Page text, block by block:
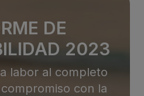
DE
2023
labor al completo
con la